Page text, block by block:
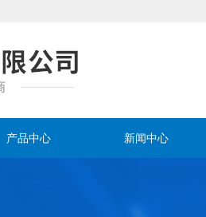
产品中心 新闻中心